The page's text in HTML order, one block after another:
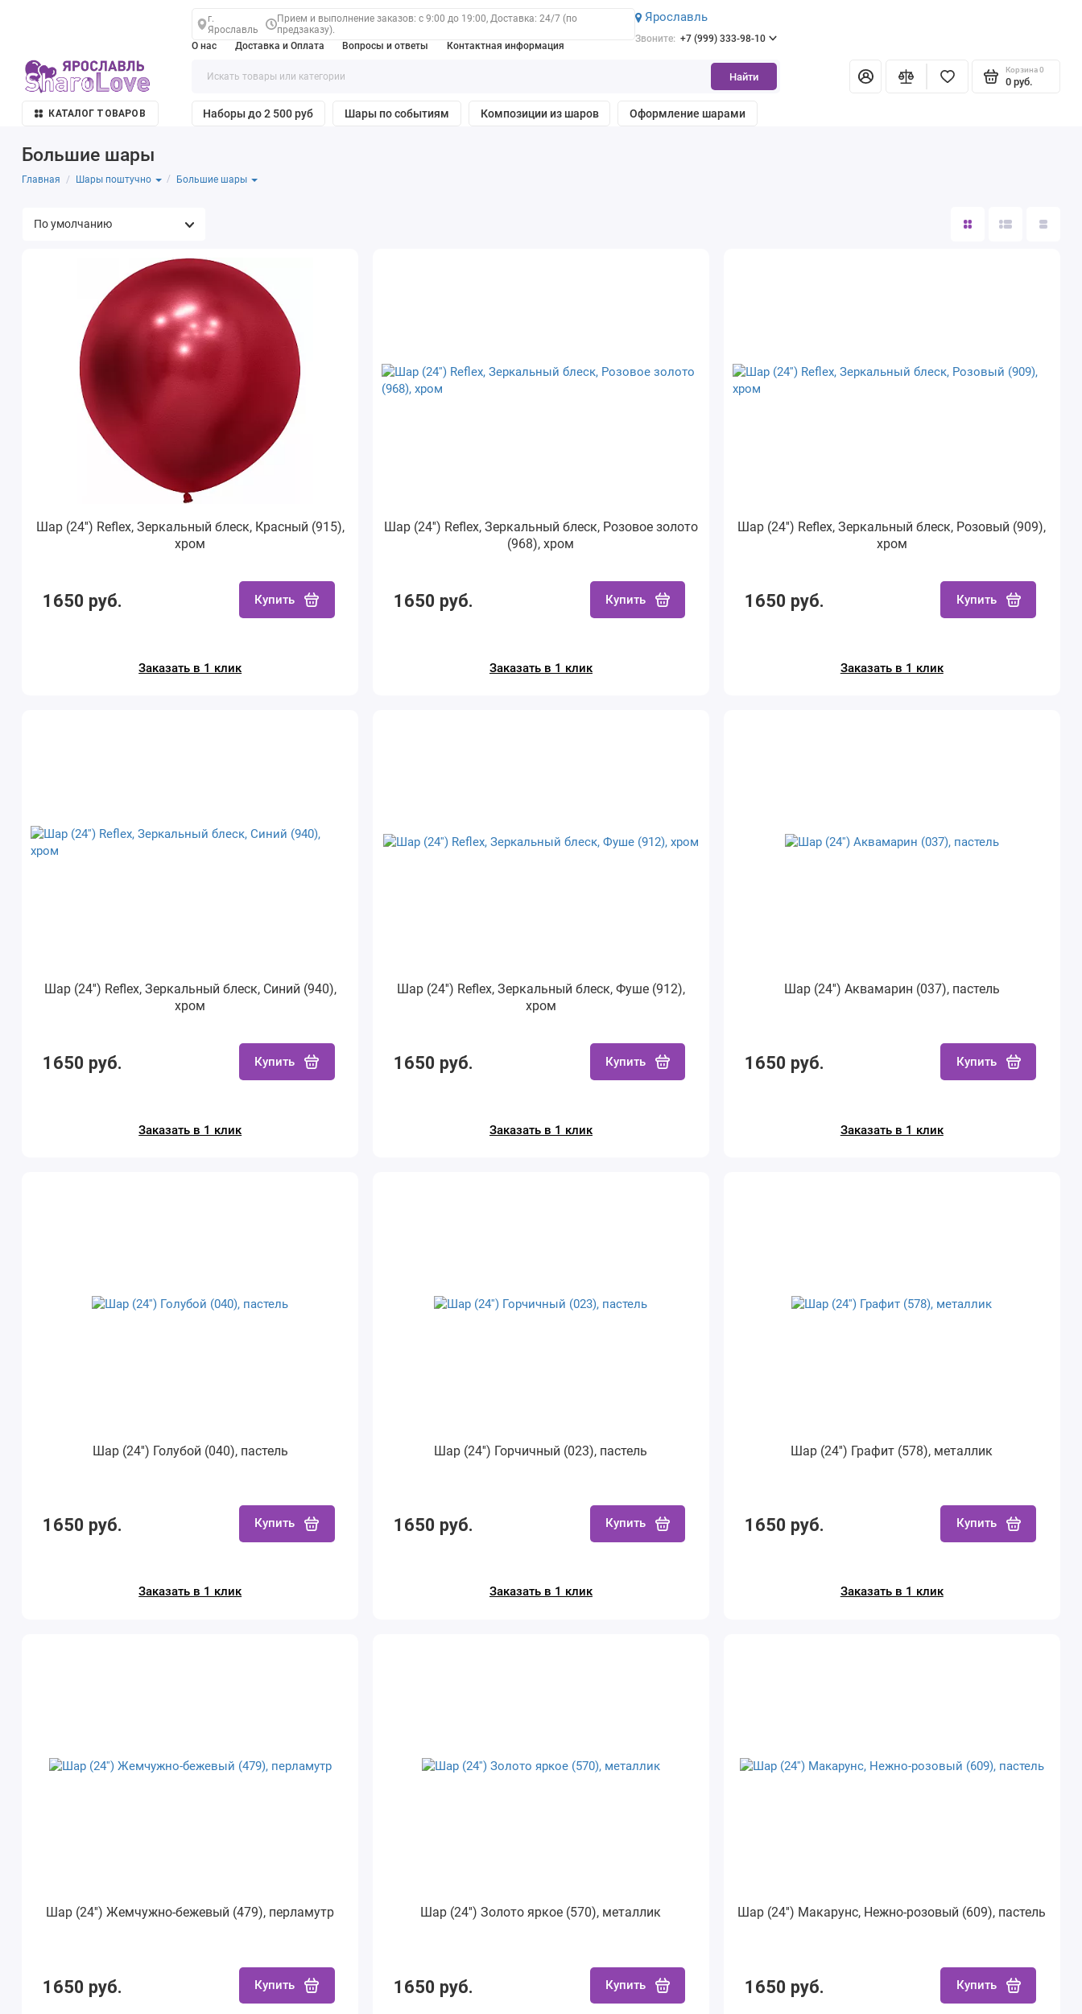
г.
Ярославль
Прием и выполнение заказов: с 9:00 до 19:00, Доставка: 24/7 (по
предзаказу).
О нас
Доставка и Оплата Вопросы и ответы Контактная информация
Ярославль
Звоните: +7 (999) 333-98-10
Найти
Корзина 0
0 руб.
КАТАЛОГ ТОВАРОВ Наборы до 2 500 руб Шары по событиям Композиции из шаров Оформление шарами
Большие шары
Главная Шары поштучно Большие шары
Шар (24'') Reflex, Зеркальный блеск, Красный (915),
хром
1650 руб. Купить
Заказать в 1 клик
Шар (24'') Reflex, Зеркальный блеск, Розовое золото
(968), хром
1650 руб. Купить
Заказать в 1 клик
Шар (24'') Reflex, Зеркальный блеск, Розовый (909),
хром
1650 руб. Купить
Заказать в 1 клик
Шар (24'') Reflex, Зеркальный блеск, Синий (940),
хром
1650 руб. Купить
Заказать в 1 клик
Шар (24'') Reflex, Зеркальный блеск, Фуше (912),
хром
1650 руб. Купить
Заказать в 1 клик
Шар (24'') Аквамарин (037), пастель
1650 руб. Купить
Заказать в 1 клик
Шар (24'') Голубой (040), пастель
1650 руб. Купить
Заказать в 1 клик
Шар (24'') Горчичный (023), пастель
1650 руб. Купить
Заказать в 1 клик
Шар (24'') Графит (578), металлик
1650 руб. Купить
Заказать в 1 клик
Шар (24'') Жемчужно-бежевый (479), перламутр
1650 руб. Купить
Шар (24'') Золото яркое (570), металлик
1650 руб. Купить
Шар (24'') Макарунс, Нежно-розовый (609), пастель
1650 руб. Купить